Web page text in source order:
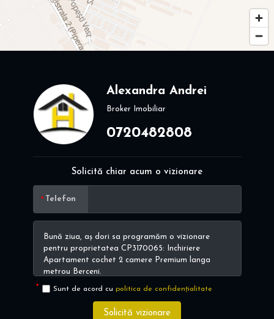
Alexandra Andrei
Broker Imobiliar
0720482808
Solicită chiar acum o vizionare
Telefon
Sunt de acord cu politica de confidențialitate
Solicită vizionare